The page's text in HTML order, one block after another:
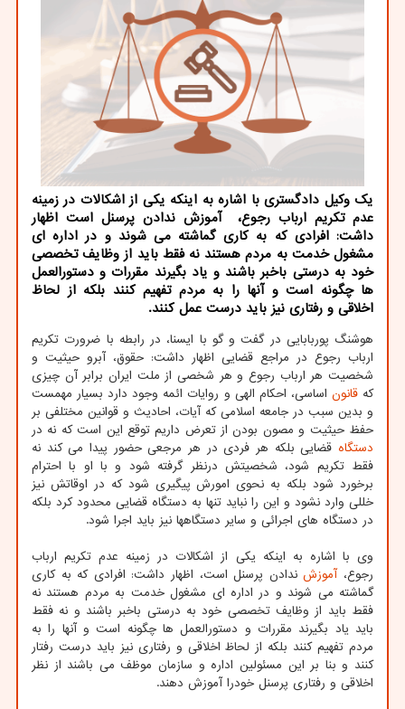
یک وکیل دادگستری با اشاره به اینکه یکی از اشکالات در زمینه
عدم تکریم ارباب رجوع، آموزش ندادن پرسنل است اظهار
داشت: افرادی که به کاری گماشته می شوند و در اداره ای
مشغول خدمت به مردم هستند نه فقط باید از وظایف تخصصی
خود به درستی باخبر باشند و یاد بگیرند مقررات و دستورالعمل
ها چگونه است و آنها را به مردم تفهیم کنند بلکه از لحاظ
اخلاقی و رفتاری نیز باید درست عمل کنند.
هوشنگ پوربابایی در گفت و گو با ایسنا، در رابطه با ضرورت تکریم
ارباب رجوع در مراجع قضایی اظهار داشت: حقوق، آبرو حیثیت و
شخصیت هر ارباب رجوع و هر شخصی از ملت ایران برابر آن چیزی
کهقانون اساسی، احکام الهی و روایات ائمه وجود دارد بسیار مهمست
و بدین سبب در جامعه اسلامی که آیات، احادیث و قوانین مختلفی بر
حفظ حیثیت و مصون بودن از تعرض داریم توقع این است که نه در
دستگاه قضایی بلکه هر فردی در هر مرجعی حضور پیدا می کند نه
فقط تکریم شود، شخصیتش درنظر گرفته شود و با او با احترام
برخورد شود بلکه به نحوی امورش پیگیری شود که در اوقاتش نیز
خللی وارد نشود و این را نباید تنها به دستگاه قضایی محدود کرد بلکه
در دستگاه های اجرائی و سایر دستگاهها نیز باید اجرا شود.
وی با اشاره به اینکه یکی از اشکالات در زمینه عدم تکریم ارباب
رجوع،آموزشندادن پرسنل است، اظهار داشت: افرادی که به کاری
گماشته می شوند و در اداره ای مشغول خدمت به مردم هستند نه
فقط باید از وظایف تخصصی خود به درستی باخبر باشند و نه فقط
باید یاد بگیرند مقررات و دستورالعمل ها چگونه است و آنها را به
مردم تفهیم کنند بلکه از لحاظ اخلاقی و رفتاری نیز باید درست رفتار
کنند و بنا بر این مسئولین اداره و سازمان موظف می باشند از نظر
اخلاقی و رفتاری پرسنل خودرا آموزش دهند.